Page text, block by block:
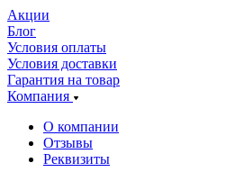
Акции
Блог
Условия оплаты
Условия доставки
Гарантия на товар
Компания
О компании
Отзывы
Реквизиты